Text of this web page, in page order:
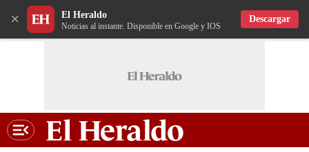
× El Heraldo
Noticias al instante. Disponible en Google y IOS
Descargar